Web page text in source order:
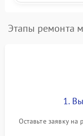
Этапы ремонта
1.
Оставьте заявку